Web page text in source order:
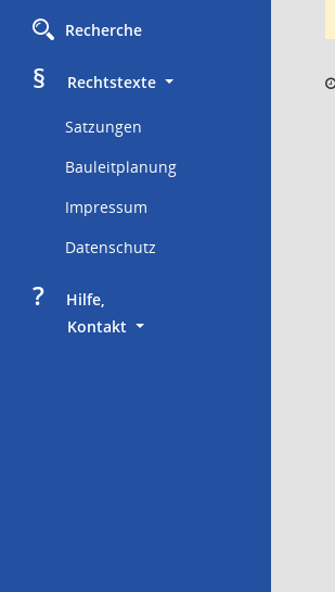
Recherche
§
     Rechtstexte
Satzungen
Bauleitplanung
Impressum
Datenschutz
?
     Hilfe,
Kontakt